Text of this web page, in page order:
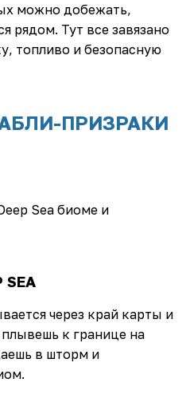
можно добежать,
рядом. Тут все завязано
топливо и безопасную
ПРИЗРАКИ
Sea биоме и
через край карты и
к границе на
в шторм и